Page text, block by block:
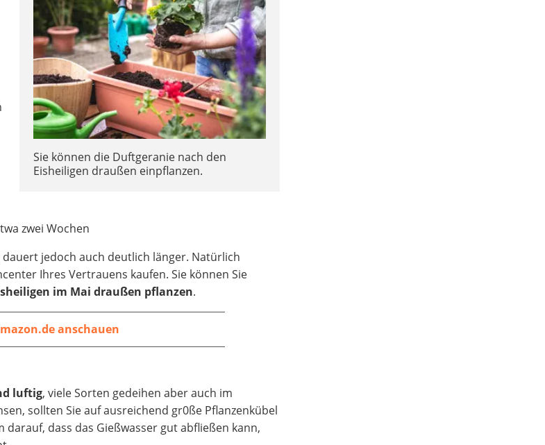
Sie können die Duftgeranie nach den
Eisheiligen draußen einpflanzen.
zwei Wochen
jedoch auch deutlich länger. Natürlich
Ihres Vertrauens kaufen. Sie können Sie
im Mai draußen pflanzen.
anschauen
luftig, viele Sorten gedeihen aber auch im
sollten Sie auf ausreichend gr0ße Pflanzenkübel
dass das Gießwasser gut abfließen kann,